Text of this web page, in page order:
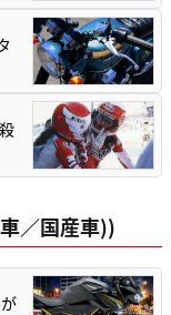
／国産車))